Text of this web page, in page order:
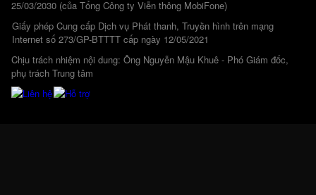
25/03/2030 (của Tổng Công ty Viễn thông MobiFone)
Giấy phép Cung cấp Dịch vụ Phát thanh, Truyền hình trên mạng
Internet số 273/GP-BTTTT cấp ngày 12/05/2021
Chịu trách nhiệm nội dung: Ông Nguyễn Mậu Khuê - Phó Giám đốc,
phụ trách Trung tâm